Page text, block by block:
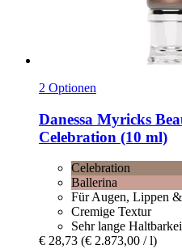
2 Optionen
Danessa Myricks
Celebration (10 ml)
Celebration
Ballerina
Für Augen, Lippen
Cremige Textur
Sehr lange
€ 28,73 (€ 2.873,00 / l)